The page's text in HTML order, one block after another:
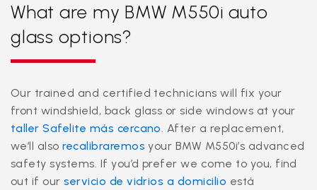
What are my BMW M550i auto
glass options?
Our trained and certified technicians will fix your
front windshield, back glass or side windows at your
taller Safelite más cercano. After a replacement,
we’ll alsorecalibraremos your BMW M550i’s advanced
safety systems. If you’d prefer we come to you, find
out if ourservicio de vidrios a domicilio está